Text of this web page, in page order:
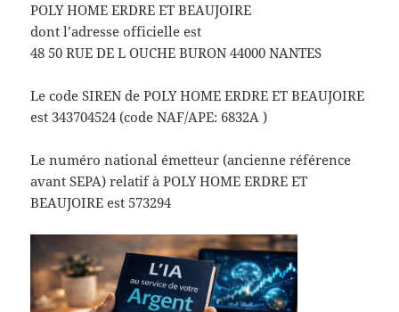
POLY HOME ERDRE ET BEAUJOIRE
dont l’adresse officielle est
48 50 RUE DE L OUCHE BURON 44000 NANTES
Le code SIREN de POLY HOME ERDRE ET BEAUJOIRE
est 343704524 (code NAF/APE: 6832A )
Le numéro national émetteur (ancienne référence
avant SEPA) relatif à POLY HOME ERDRE ET
BEAUJOIRE est 573294